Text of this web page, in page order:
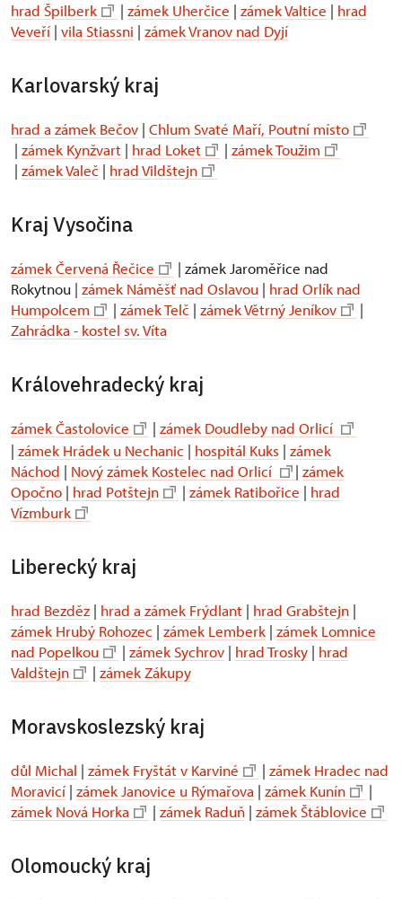
hrad Špilberk | zámek Uherčice | zámek Valtice | hrad
Veveří | vila Stiassni | zámek Vranov nad Dyjí
Karlovarský kraj
hrad a zámek Bečov | Chlum Svaté Maří, Poutní místo
| zámek Kynžvart | hrad Loket | zámek Toužim
| zámek Valeč | hrad Vildštejn
Kraj Vysočina
zámek Červená Řečice
| zámek Jaroměřice nad
Rokytnou | zámek Náměšť nad Oslavou | hrad Orlík nad
Humpolcem
| zámek Telč | zámek Větrný Jeníkov
|
Zahrádka - kostel sv. Víta
Královehradecký kraj
zámek Častolovice | zámek Doudleby nad Orlicí
| zámek Hrádek u Nechanic | hospitál Kuks | zámek
Náchod | Nový zámek Kostelec nad Orlicí | zámek
Opočno | hrad Potštejn | zámek Ratibořice | hrad
Vízmburk
Liberecký kraj
hrad Bezděz | hrad a zámek Frýdlant | hrad Grabštejn |
zámek Hrubý Rohozec | zámek Lemberk | zámek Lomnice
nad Popelkou
| zámek Sychrov | hrad Trosky | hrad
Valdštejn
| zámek Zákupy
Moravskoslezský kraj
důl Michal | zámek Fryštát v Karviné | zámek Hradec nad
Moravicí | zámek Janovice u Rýmařova | zámek Kunín
|
zámek Nová Horka
| zámek Raduň | zámek Štáblovice
Olomoucký kraj